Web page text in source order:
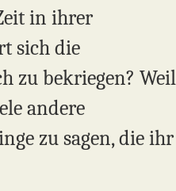
in ihrer
sich die
zu bekriegen? Weil
andere
zu sagen, die ihr